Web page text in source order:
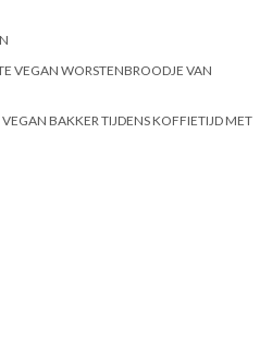
VEGAN WORSTENBROODJE VAN
BAKKER TIJDENS KOFFIETIJD MET